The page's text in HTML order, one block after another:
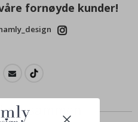
fornøyde kunder!
sammen